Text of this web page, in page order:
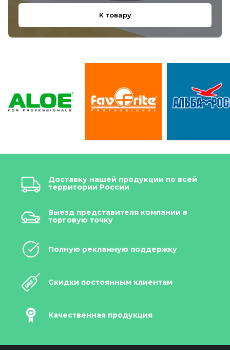
К товару
Доставку нашей продукции по всей
территории России
Выезд представителя компании в
торговую точку
Полную рекламную поддержку
Скидки постоянным клиентам
Качественная продукция